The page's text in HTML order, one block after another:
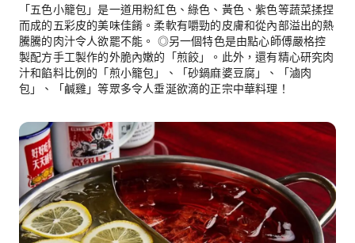
「五色小籠包」是一道用粉紅色、綠色、黃色、紫色等蔬菜揉捏
而成的五彩皮的美味佳餚。柔軟有嚼勁的皮膚和從內部溢出的熱
騰騰的肉汁令人欲罷不能。 ◎另一個特色是由點心師傅嚴格控
製配方手工製作的外脆內嫩的「煎餃」。此外，還有精心研究肉
汁和餡料比例的「煎小籠包」、「砂鍋麻婆豆腐」、「滷肉
包」、「鹹雞」等眾多令人垂涎欲滴的正宗中華料理！